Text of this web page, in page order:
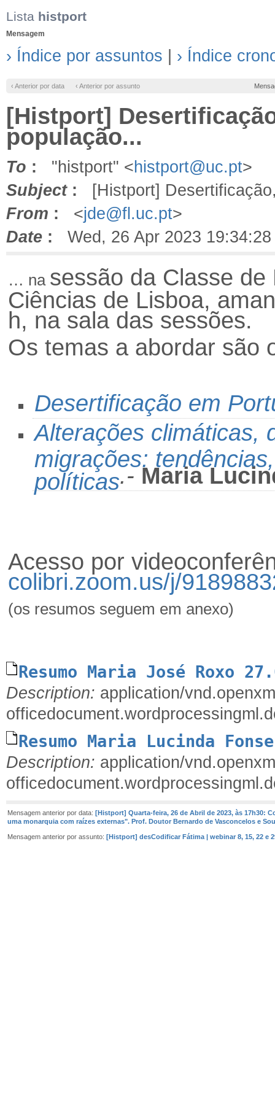
Lista histport
Mensagem
› Índice por assuntos › Índice
‹ Anterior por data ‹ Anterior por assunto
[Histport]
população...
To : "histport" <histport@uc.pt>
Subject: [Histport]
From : <jde@fl.uc.pt>
Date : Wed, 26 Apr 2023 19:34:28
… na sessão da Classe
Ciências de Lisboa,
h, na sala das sessões.
Os temas a abordar são
Desertificação em
Alterações climáticas,
migrações:
políticas.-Maria
Acesso por
colibri.zoom.us/j/
(os resumos seguem em anexo)
Resumo Maria José Roxo
Description: application/
Resumo Maria Lucinda
Description: application/
Mensagem anterior por data: [Histport] Quarta-feira, 26 de Abril de 2023, às 17h30:
uma monarquia com raízes externas". Prof. Doutor Bernardo de Vasconcelos e
Mensagem anterior por assunto: [Histport] desCodificar Fátima | webinar 8, 15, 22 e